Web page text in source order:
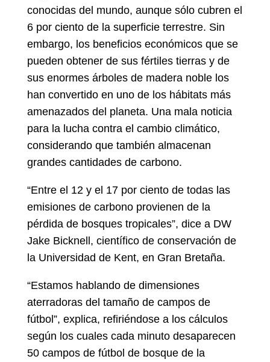
conocidas del mundo, aunque sólo cubren el
6 por ciento de la superficie terrestre. Sin
embargo, los beneficios económicos que se
pueden obtener de sus fértiles tierras y de
sus enormes árboles de madera noble los
han convertido en uno de los hábitats más
amenazados del planeta. Una mala noticia
para la lucha contra el cambio climático,
considerando que también almacenan
grandes cantidades de carbono.
“Entre el 12 y el 17 por ciento de todas las
emisiones de carbono provienen de la
pérdida de bosques tropicales”, dice a DW
Jake Bicknell, científico de conservación de
la Universidad de Kent, en Gran Bretaña.
“Estamos hablando de dimensiones
aterradoras del tamaño de campos de
fútbol”, explica, refiriéndose a los cálculos
según los cuales cada minuto desaparecen
50 campos de fútbol de bosque de la